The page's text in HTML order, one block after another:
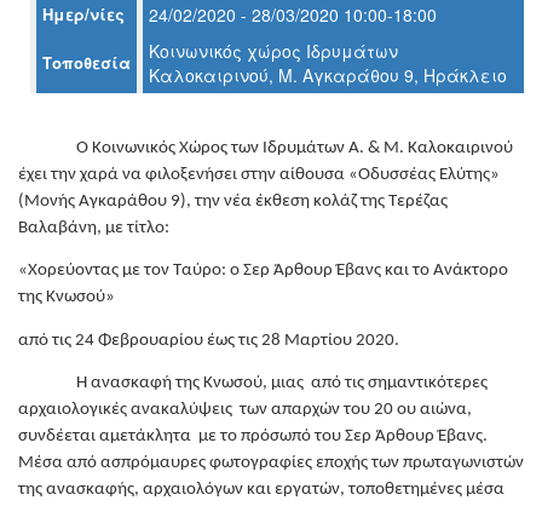
ΤΟΠΟΣ
ΔΗΜΟΣ
ΠΟΛΙΤΙΣΜΟΣ
ΑΝΘΕΚΤΙΚΗ
Ημερ/νίες 24/02/2020 - 28/03/2020 10:00-18:00
Τοποθεσία
Κοινωνικός χώρος Ιδρυμάτων
Καλοκαιρινού, Μ. Αγκαράθου 9, Ηράκλειο
Ο Κοινωνικός Χώρος των Ιδρυμάτων Α. & Μ. Καλοκαιρινού
έχει την χαρά να φιλοξενήσει στην αίθουσα «Οδυσσέας Ελύτης»
(Μονής Αγκαράθου 9), την νέα έκθεση κολάζ της Τερέζας
Βαλαβάνη, με τίτλο:
«Χορεύοντας με τον Ταύρο: ο Σερ Άρθουρ Έβανς και το Ανάκτορο
της Κνωσού»
από τις 24 Φεβρουαρίου έως τις 28 Μαρτίου 2020.
Η ανασκαφή της Κνωσού, μιας από τις σημαντικότερες
αρχαιολογικές ανακαλύψεις των απαρχών του 20 ου αιώνα,
συνδέεται αμετάκλητα με το πρόσωπό του Σερ Άρθουρ Έβανς.
Μέσα από ασπρόμαυρες φωτογραφίες εποχής των πρωταγωνιστών
της ανασκαφής, αρχαιολόγων και εργατών, τοποθετημένες μέσα